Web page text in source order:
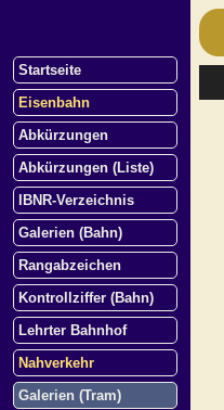
Startseite
Eisenbahn
Abkürzungen
Abkürzungen (Liste)
IBNR-Verzeichnis
Galerien (Bahn)
Rangabzeichen
Kontrollziffer (Bahn)
Lehrter Bahnhof
Nahverkehr
Galerien (Tram)